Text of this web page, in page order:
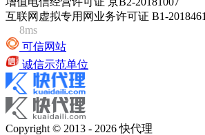
互联网虚拟专用网业务许可证 B1-
8ms
可信网站
诚信示范单位
Copyright © 2013 - 2026 快代理